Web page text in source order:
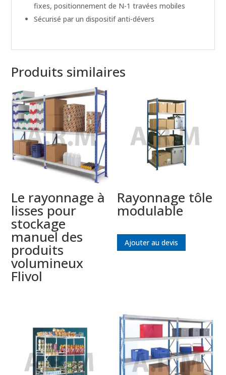
fixes, positionnement de N-1 travées mobiles
Sécurisé par un dispositif anti-dévers
Produits similaires
Le rayonnage à
lisses pour
stockage
manuel des
produits
volumineux
Flivol
Rayonnage tôle
modulable
Ajouter au devis